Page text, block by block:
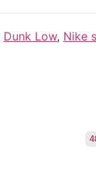
Dunk Low, Nike